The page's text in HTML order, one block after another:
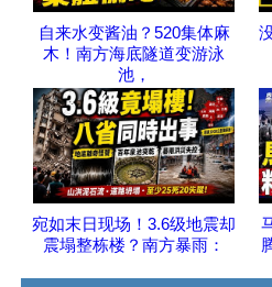
自来水变酱油？520集体麻
木！南方海底隧道变游泳
池，
宛如末日现场！3.6级地震却
震塌整栋楼？南方暴雨：